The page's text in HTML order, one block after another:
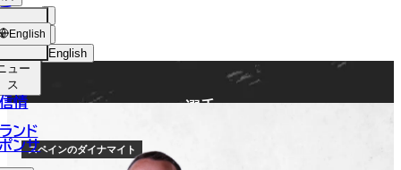
English
ョッ
プ
ュー
ス
情
ンド
ンサ
English
選手
スペインのダイナマイト